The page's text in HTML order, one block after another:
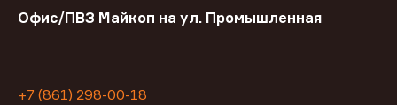
Офис/ПВЗ Майкоп на ул. Промышленная
+7 (861) 298-00-18